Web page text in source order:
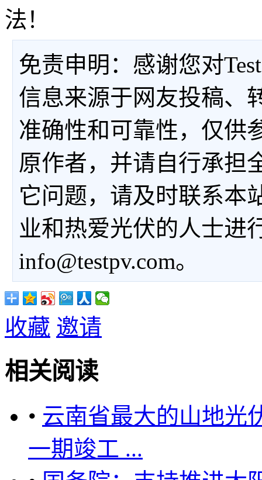
法！
免责申明：感谢您对
信息来源于网友投稿、
准确性和可靠性，仅供
原作者，并请自行承担
它问题，请及时联系本
业和热爱光伏的人士进
info@testpv.com。
收藏 邀请
相关阅读
• 云南省最大的山地光
一期竣工 ...